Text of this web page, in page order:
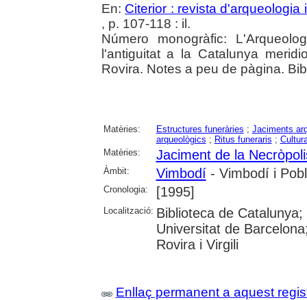
En: Citerior : revista d'arqueologia
, p. 107-118 : il.
Número monogràfic:
l'antiguitat a la Catalunya
Rovira. Notes a peu de pàgina.
Matèries: Estructures funeràries ; Jaciments
arqueològics ; Ritus funeraris ;
Matèries:
Jaciment de la
Àmbit: Vimbodí- Vimbodí i
Cronologia: [1995]
Localització: Biblioteca de
Universitat de
Rovira i Virgili
Enllaç permanent a aquest